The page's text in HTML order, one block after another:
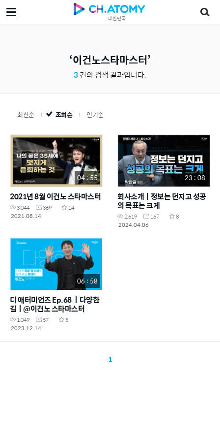
대한민국
이건노스타마스터
3건의 검색 결과입니다.
최신순 조회순 인기순
04 : 55
2021년 8월 이건노 스타마스터
3,044 369
14
2021.08.14
23 : 08
회사소개ㅣ정보는 던지고 성공
의 목표는 크게
2,619 167
8
2024.04.06
06 : 58
디 애터미언즈 Ep.68 ㅣ다양한
길ㅣ@이건노 스타마스터
1,049 57
5
2023.12.14
1